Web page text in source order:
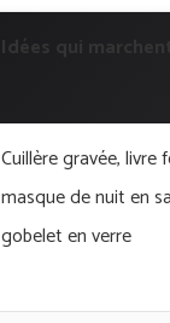
Idées qui marchent
Cuillère gravée, livre
masque de nuit en
gobelet en verre